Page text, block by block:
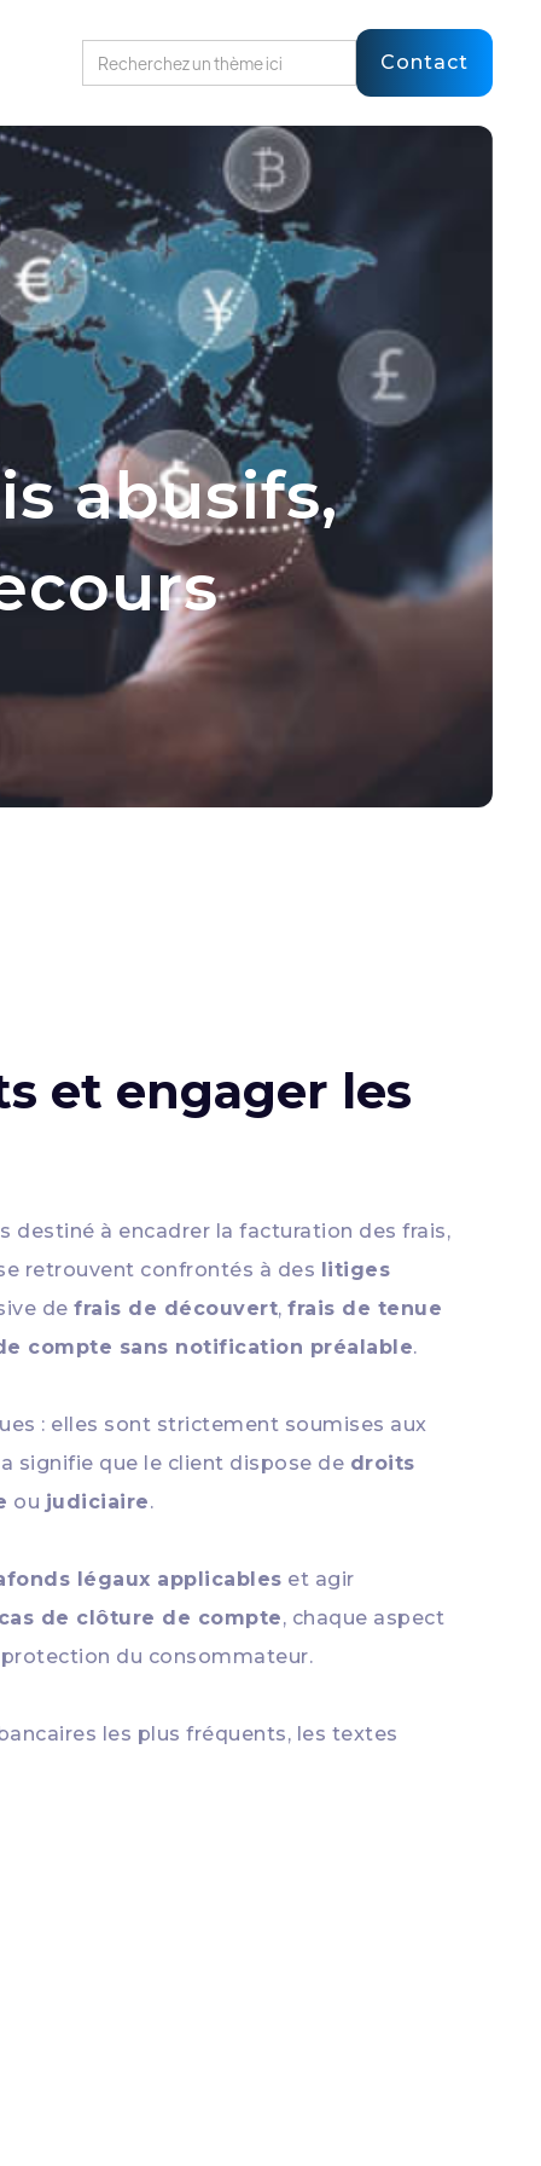
Contact
abusifs,
et engager les
destiné à encadrer la facturation des frais,
retrouvent confrontés à des litiges
defrais de découvert,frais de tenue
compte sans notification préalable.
: elles sont strictement soumises aux
signifie que le client dispose de droits
ou judiciaire.
légaux applicables et agir
de clôture de compte, chaque aspect
du consommateur.
les plus fréquents, les textes